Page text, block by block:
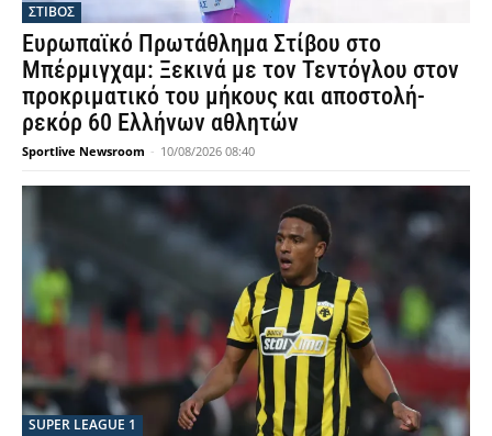
ΣΤΙΒΟΣ
Ευρωπαϊκό Πρωτάθλημα Στίβου στο
Μπέρμιγχαμ: Ξεκινά με τον Τεντόγλου στον
προκριματικό του μήκους και αποστολή-
ρεκόρ 60 Ελλήνων αθλητών
Sportlive Newsroom - 10/08/2026 08:40
SUPER LEAGUE 1